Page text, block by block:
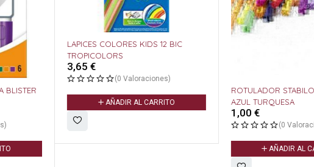
LAPICES COLORES KIDS 12 BIC
TROPICOLORS
3,65
(0 Valoraciones)
AÑADIR AL CARRITO
ROTULADOR STABILO POINT 88/51
AZUL TURQUESA
1,00€
(0 Valoraciones)
AÑADIR AL CARRITO